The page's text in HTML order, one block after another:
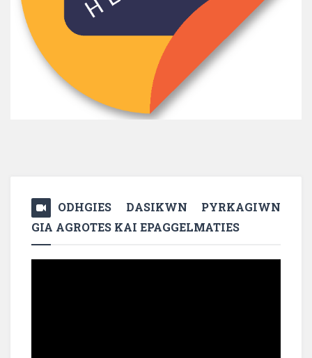
ODHGIES DASIKWN PYRKAGIWN
GIA AGROTES KAI EPAGGELMATIES